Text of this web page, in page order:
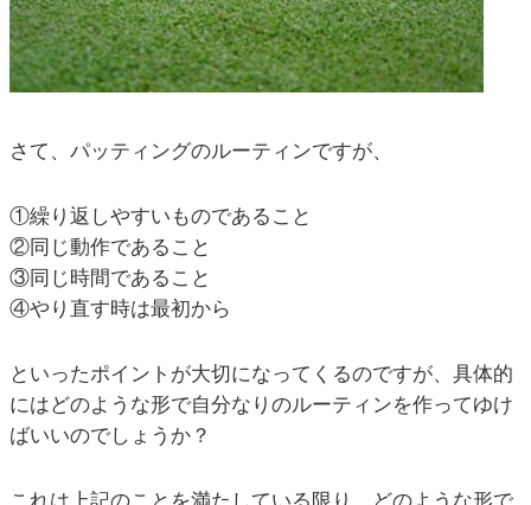
さて、パッティングのルーティンですが、
①繰り返しやすいものであること
②同じ動作であること
③同じ時間であること
④やり直す時は最初から
といったポイントが大切になってくるのですが、具体的
にはどのような形で自分なりのルーティンを作ってゆけ
ばいいのでしょうか？